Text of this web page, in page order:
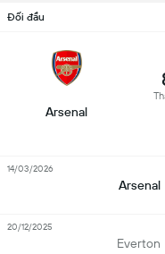
Đối đầu
Arsenal
Arsenal
14/03/2026
Everton
20/12/2025